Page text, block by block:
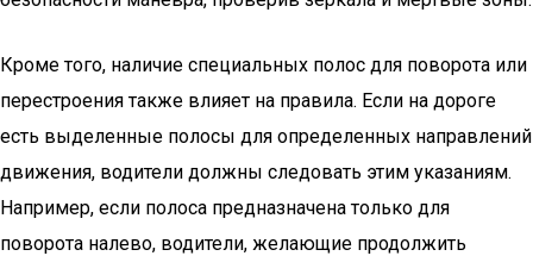
Кроме того, наличие специальных полос для поворота или
перестроения также влияет на правила. Если на дороге
есть выделенные полосы для определенных направлений
движения, водители должны следовать этим указаниям.
Например, если полоса предназначена только для
поворота налево, водители, желающие продолжить